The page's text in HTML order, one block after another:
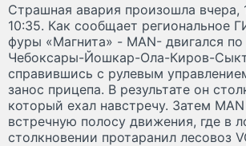
Страшная авария произошла вчера,
10:35. Как сообщает региональное
фуры «Магнита» - MAN- двигался по
Чебоксары-Йошкар-Ола-Киров-
справившись с рулевым
занос прицепа. В результате он
который ехал навстречу. Затем
встречную полосу движения, где в
столкновении протаранил лесовоз